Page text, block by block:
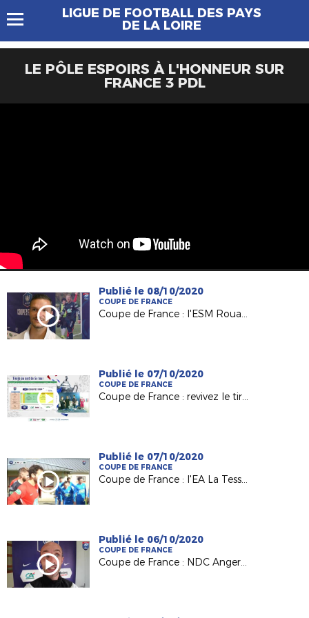
LIGUE DE FOOTBALL DES PAYS
DE LA LOIRE
LE PÔLE ESPOIRS À L'HONNEUR SUR
FRANCE 3 PDL
Publié le 08/10/2020
COUPE DE FRANCE
Coupe de France : l'ESM Rouans d'Antoine Olivier au 5e tour !
Publié le 07/10/2020
COUPE DE FRANCE
Coupe de France : revivez le tirage au sort du 5e tour
Publié le 07/10/2020
COUPE DE FRANCE
Coupe de France : l'EA La Tessoualle éliminé mais parfaitement organisé !
Publié le 06/10/2020
COUPE DE FRANCE
Coupe de France : NDC Angers de Pierre Naudet arrache son ticket pour le 5e tour